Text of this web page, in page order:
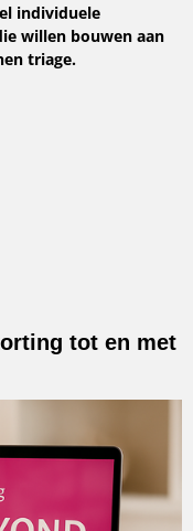
individuele
willen bouwen aan
triage.
tot en met